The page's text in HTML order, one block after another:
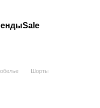
Sale
Шорты